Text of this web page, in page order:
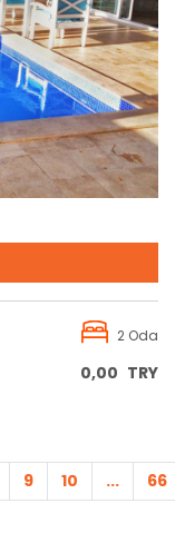
2 Oda
0,00 TRY
9 10 ... 66